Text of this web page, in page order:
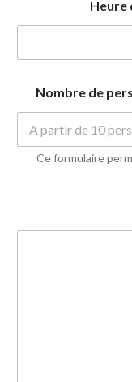
Heure
Nombre de
Ce formulaire